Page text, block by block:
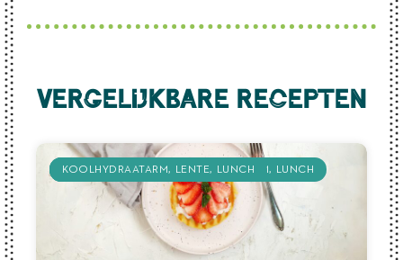
Vergelijkbare recepten
KOOLHYDRAATARM LUNCH RECEPT
AVONDMAALTIJD KOOLHYDRAATARM LUNCH
KOOLHYDRAATARM LENTE LUNCH